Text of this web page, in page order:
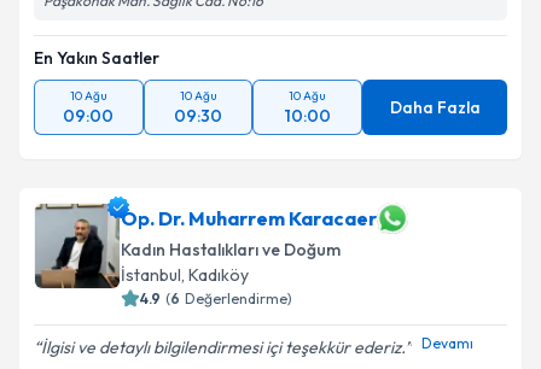
En Yakın Saatler
10 Ağu
09:00
10 Ağu
09:30
10 Ağu
10:00 Daha Fazla
Op. Dr. Muharrem Karacaer
Kadın Hastalıkları ve Doğum
İstanbul, Kadıköy
4.9 (6 Değerlendirme)
İlgisi ve detaylı bilgilendirmesi içi teşekkür ederiz. Devamı